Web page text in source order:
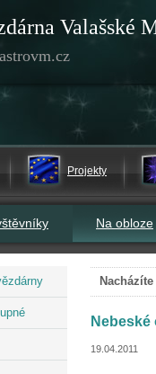
Valašské
Projekty
Na obloze
Nacházíte
19.04.2011